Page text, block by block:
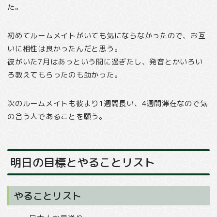
た。
初めてルームメイトがいても気にならなかったので、お互
いに相性は良かったんだと思う。
彼がいた7月はあっという間に過ぎたし、発音とかいろい
ろ教えてもらったのも助かった。
次のルームメイトも彼より1週間長い、4週間滞在なので気
の合う人であることを願う。
明日の目標とやることリスト
やることリスト